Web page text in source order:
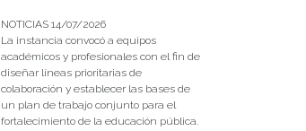
NOTICIAS 14/07/2026
La instancia convocó a equipos
académicos y profesionales con el fin de
diseñar líneas prioritarias de
colaboración y establecer las bases de
un plan de trabajo conjunto para el
fortalecimiento de la educación pública.